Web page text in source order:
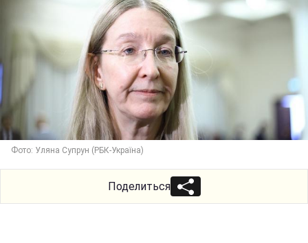
Фото: Уляна Супрун (РБК-Україна)
Поделиться